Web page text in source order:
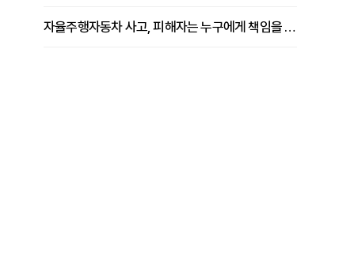
자율주행자동차 사고, 피해자는 누구에게 책임을 물을 수 있을까